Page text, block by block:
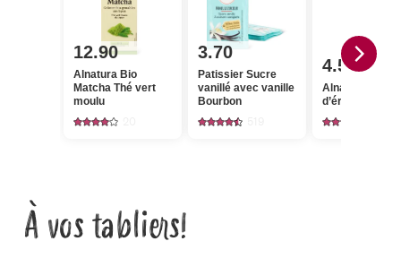
12.90
Alnatura Bio
Matcha Thé vert
moulu
3.70
Patissier Sucre
vanillé avec vanille
Bourbon
4.50
Alnatura Bio
d’érable Grade
À vos tabliers!